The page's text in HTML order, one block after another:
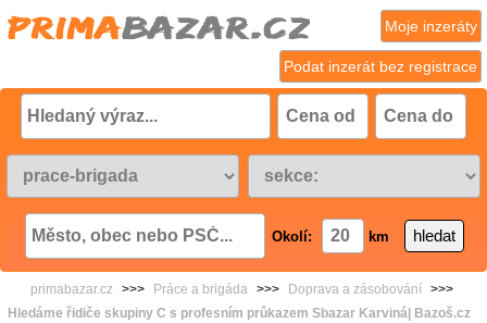
Podat inzerát bez registrace
Moje inzeráty
Okolí: km
primabazar.cz >>> Práce a brigáda >>> Doprava a zásobování
>>>
Hledáme řidiče skupiny C s profesním průkazem Sbazar Karviná| Bazoš.cz